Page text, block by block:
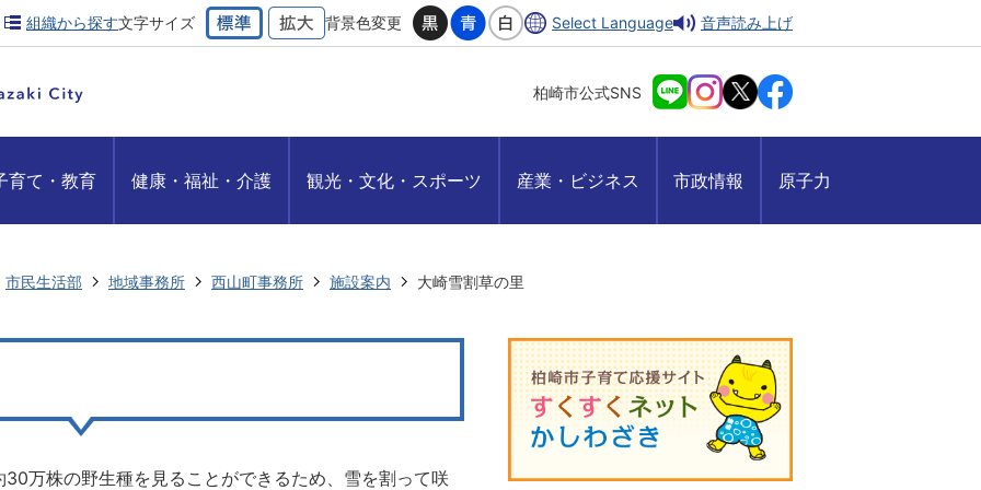
組織から探す文字サイズ 背景色変更 Select Language 音声読み上げ
柏崎市公式SNS
育て・教育 健康・福祉・介護 観光・文化・スポーツ 産業・ビジネス 市政情報 原子力
市民生活部 地域事務所 西山町事務所 施設案内 大崎雪割草の里
万株の野生種を見ることができるため、雪を割って咲